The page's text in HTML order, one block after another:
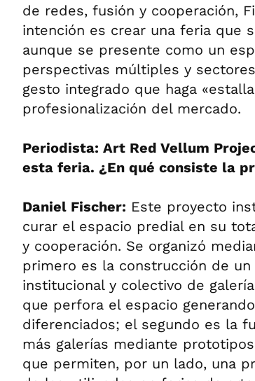
de redes, fusión y cooperación,
intención es crear una feria que
aunque se presente como un
perspectivas múltiples y
gesto integrado que haga
profesionalización del mercado.
Periodista: Art Red Vellum
esta feria. ¿En qué consiste la
Daniel Fischer: Este proyecto
curar el espacio predial en su
y cooperación. Se organizó
primero es la construcción de
institucional y colectivo de
que perfora el espacio
diferenciados; el segundo es la
más galerías mediante
que permiten, por un lado, una